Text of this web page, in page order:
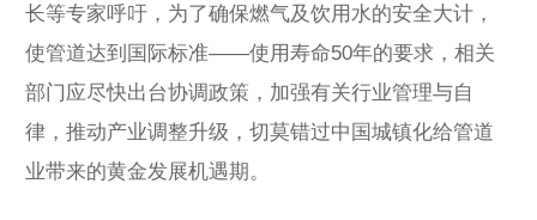
长等专家呼吁，为了确保燃气及饮用水的安全大计，
使管道达到国际标准——使用寿命50年的要求，相关
部门应尽快出台协调政策，加强有关行业管理与自
律，推动产业调整升级，切莫错过中国城镇化给管道
业带来的黄金发展机遇期。